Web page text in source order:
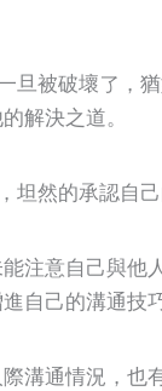
被破壞了，
解決之道。
然的承認自己
注意自己與
自己的溝通技巧
溝通情況，